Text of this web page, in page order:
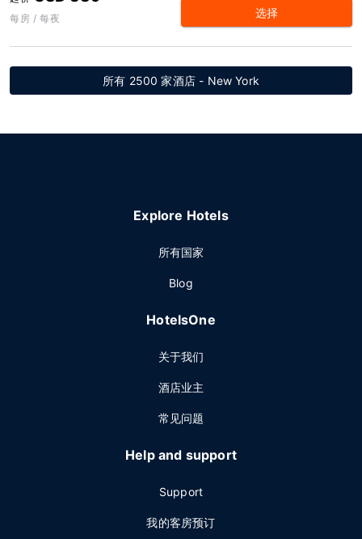
每房 / 每夜 选择
所有 2500 家酒店 - New York
Explore Hotels
所有国家
Blog
HotelsOne
关于我们
酒店业主
常见问题
Help and support
Support
我的客房预订